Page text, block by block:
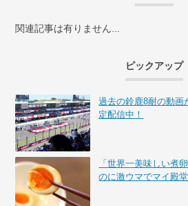
関連記事は有りません...
ピックアップ
過去の鈴鹿8耐の動画
定配信中！
「世界一美味しい煮
のに激ウマでマイ殿